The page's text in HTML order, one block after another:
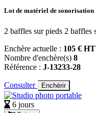
Lot de matériel de sonorisation
2 baffles sur pieds 2 baffles
Enchère actuelle : 105 €
Nombre d'enchère(s) 8
Référence : J-13233-28
Consulter Enchérir
6 jours